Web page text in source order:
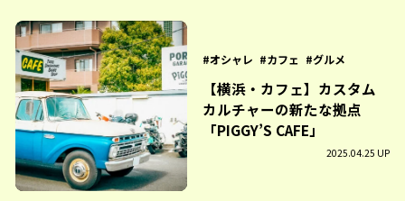
オシャレ カフェ グルメ
【横浜・カフェ】カスタム
カルチャーの新たな拠点
「PIGGY’S CAFE」
2025.04.25 UP